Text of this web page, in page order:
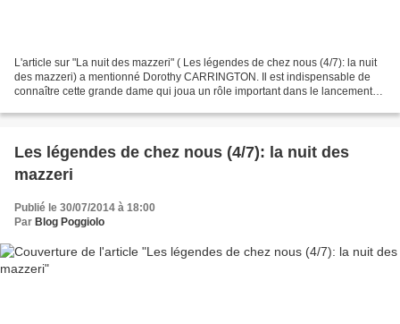
L'article sur "La nuit des mazzeri" ( Les légendes de chez nous (4/7): la nuit
des mazzeri) a mentionné Dorothy CARRINGTON. Il est indispensable de
connaître cette grande dame qui joua un rôle important dans le lancement
Les légendes de chez nous (4/7): la nuit des
mazzeri
Publié le 30/07/2014 à 18:00
Par Blog Poggiolo